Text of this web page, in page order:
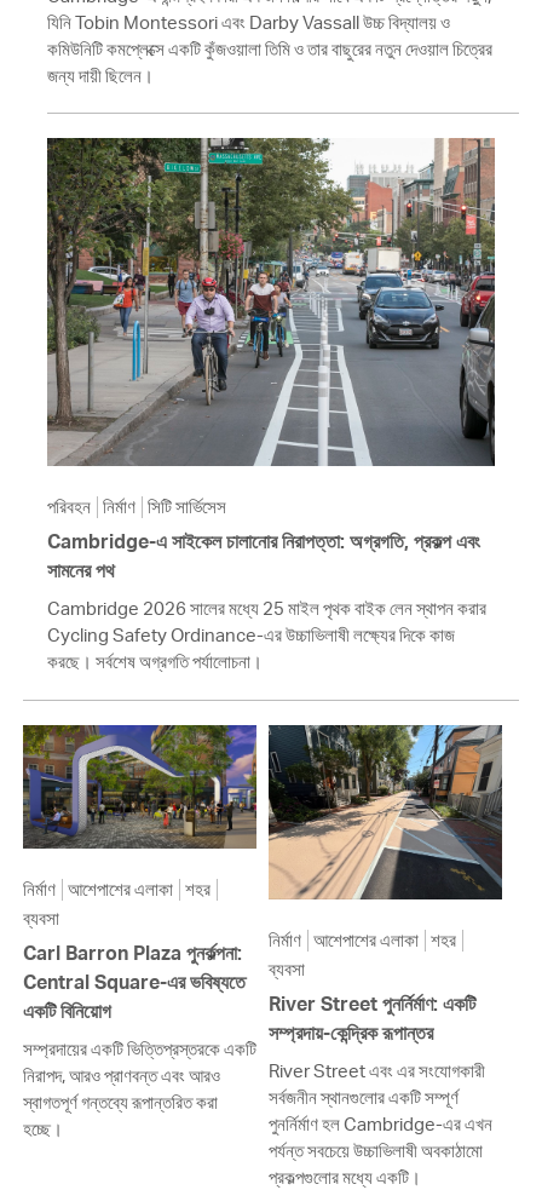
যিনি Tobin Montessori এবং Darby Vassall উচ্চ বিদ্যালয় ও
কমিউনিটি কমপ্লেক্সে একটি কুঁজওয়ালা তিমি ও তার বাছুরের নতুন দেওয়াল চিত্রের
জন্য দায়ী ছিলেন।
পরিবহন নির্মাণ সিটি সার্ভিসেস
Cambridge-এ সাইকেল চালানোর নিরাপত্তা: অগ্রগতি, প্রকল্প এবং
সামনের পথ
Cambridge 2026 সালের মধ্যে 25 মাইল পৃথক বাইক লেন স্থাপন করার
Cycling Safety Ordinance-এর উচ্চাভিলাষী লক্ষ্যের দিকে কাজ
করছে। সর্বশেষ অগ্রগতি পর্যালোচনা।
নির্মাণ আশেপাশের এলাকা শহর
ব্যবসা
Carl Barron Plaza পুনর্কল্পনা:
Central Square-এর ভবিষ্যতে
একটি বিনিয়োগ
সম্প্রদায়ের একটি ভিত্তিপ্রস্তরকে একটি
নিরাপদ, আরও প্রাণবন্ত এবং আরও
স্বাগতপূর্ণ গন্তব্যে রূপান্তরিত করা
হচ্ছে।
নির্মাণ আশেপাশের এলাকা শহর
ব্যবসা
River Street পুনর্নির্মাণ: একটি
সম্প্রদায়-কেন্দ্রিক রূপান্তর
River Street এবং এর সংযোগকারী
সর্বজনীন স্থানগুলোর একটি সম্পূর্ণ
পুনর্নির্মাণ হল Cambridge-এর এখন
পর্যন্ত সবচেয়ে উচ্চাভিলাষী অবকাঠামো
প্রকল্পগুলোর মধ্যে একটি।